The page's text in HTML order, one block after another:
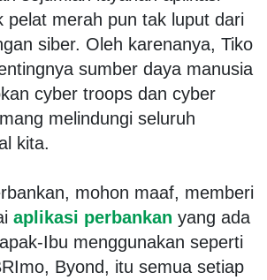
pelat merah pun tak luput dari
siber. Oleh karenanya, Tiko
sumber daya manusia
cyber troops dan cyber
melindungi seluruh
kita.
mohon maaf, memberi
aplikasi perbankan yang ada
Ibu menggunakan seperti
Byond, itu semua setiap